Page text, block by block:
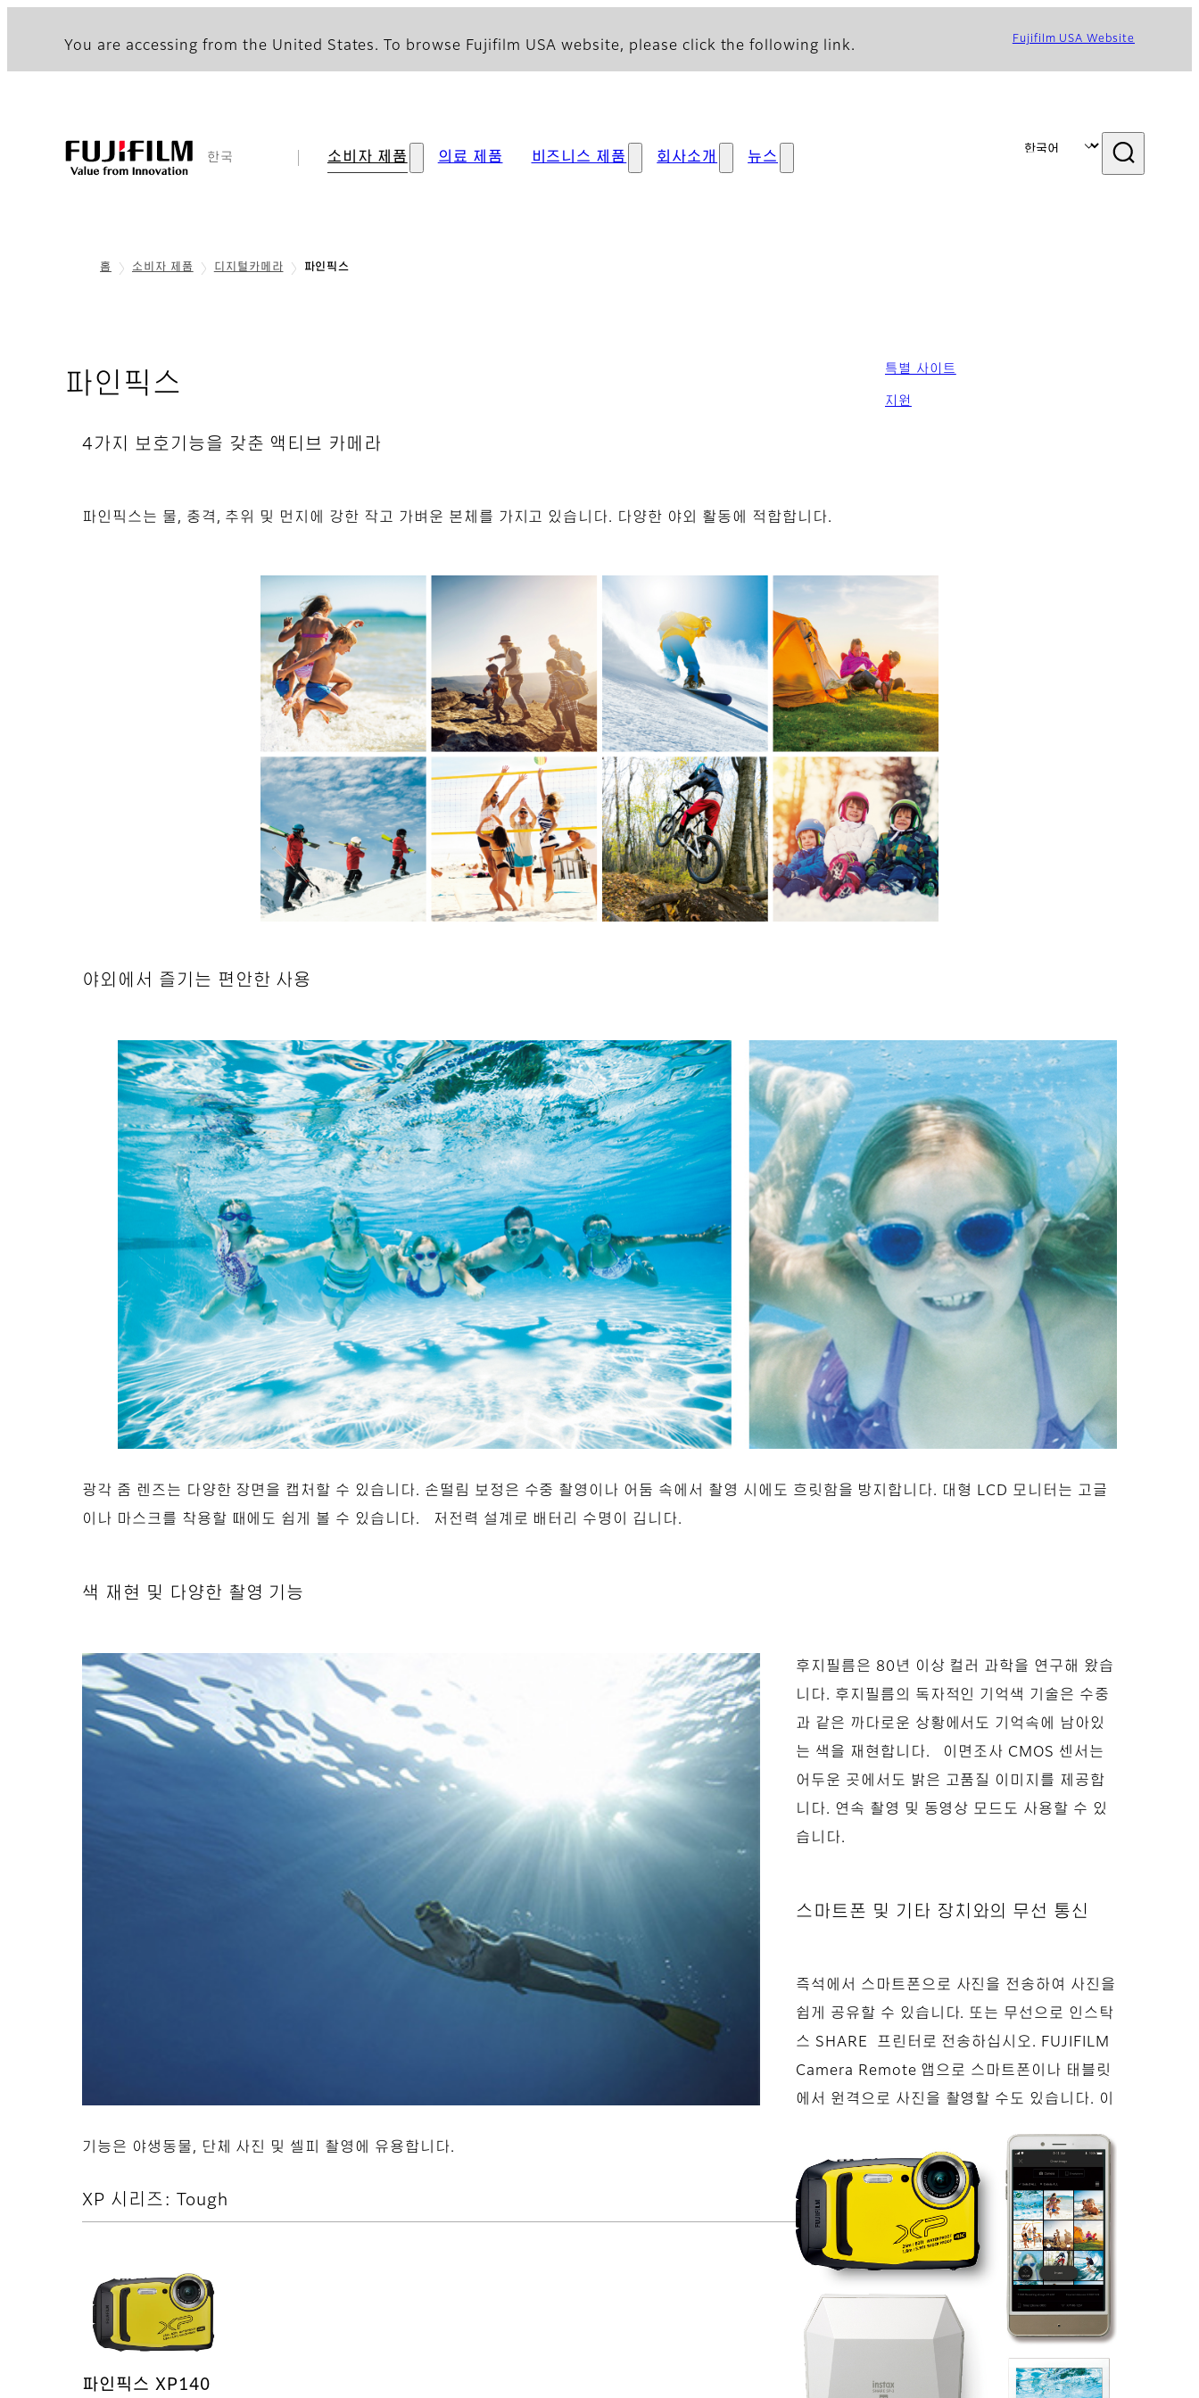
You are accessing from the United States. To browse Fujifilm USA website, please click the following link. Fujifilm USA Website
한국 소비자 제품 의료 제품 비즈니스 제품 회사소개 뉴스
홈 소비자 제품 디지털카메라 파인픽스
파인픽스
특별 사이트
지원
4가지 보호기능을 갖춘 액티브 카메라
파인픽스는 물, 충격, 추위 및 먼지에 강한 작고 가벼운 본체를 가지고 있습니다. 다양한 야외 활동에 적합합니다.
야외에서 즐기는 편안한 사용
광각 줌 렌즈는 다양한 장면을 캡처할 수 있습니다. 손떨림 보정은 수중 촬영이나 어둠 속에서 촬영 시에도 흐릿함을 방지합니다. 대형 LCD 모니터는 고글
이나 마스크를 착용할 때에도 쉽게 볼 수 있습니다. 저전력 설계로 배터리 수명이 깁니다.
색 재현 및 다양한 촬영 기능
후지필름은 80년 이상 컬러 과학을 연구해 왔습
니다. 후지필름의 독자적인 기억색 기술은 수중
과 같은 까다로운 상황에서도 기억속에 남아있
는 색을 재현합니다. 이면조사 CMOS 센서는
어두운 곳에서도 밝은 고품질 이미지를 제공합
니다. 연속 촬영 및 동영상 모드도 사용할 수 있
습니다.
스마트폰 및 기타 장치와의 무선 통신
즉석에서 스마트폰으로 사진을 전송하여 사진을
쉽게 공유할 수 있습니다. 또는 무선으로 인스탁
스 SHARE 프린터로 전송하십시오. FUJIFILM
Camera Remote 앱으로 스마트폰이나 태블릿
에서 원격으로 사진을 촬영할 수도 있습니다. 이
기능은 야생동물, 단체 사진 및 셀피 촬영에 유용합니다.
XP 시리즈: Tough
파인픽스 XP140